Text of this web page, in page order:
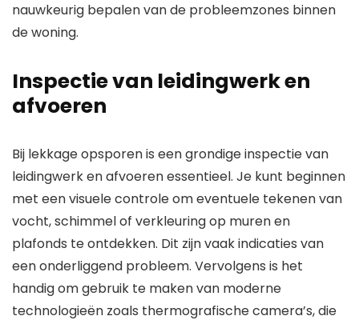
nauwkeurig bepalen van de probleemzones binnen
de woning.
Inspectie van leidingwerk en
afvoeren
Bij lekkage opsporen is een grondige inspectie van
leidingwerk en afvoeren essentieel. Je kunt beginnen
met een visuele controle om eventuele tekenen van
vocht, schimmel of verkleuring op muren en
plafonds te ontdekken. Dit zijn vaak indicaties van
een onderliggend probleem. Vervolgens is het
handig om gebruik te maken van moderne
technologieën zoals thermografische camera’s, die